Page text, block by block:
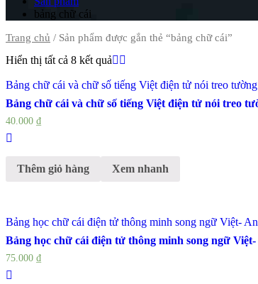
bảng chữ cái
Trang chủ / Sản phẩm được gắn thẻ “bảng chữ cái”
Hiển thị tất cả 8 kết quả
Bảng chữ cái và chữ số tiếng Việt điện tử nói treo tường
Bảng chữ cái và chữ số tiếng Việt điện tử nói treo
40.000 ₫
Thêm giỏ hàng Xem nhanh
Bảng học chữ cái điện tử thông minh song ngữ Việt-
Bảng học chữ cái điện tử thông minh song ngữ
75.000 ₫